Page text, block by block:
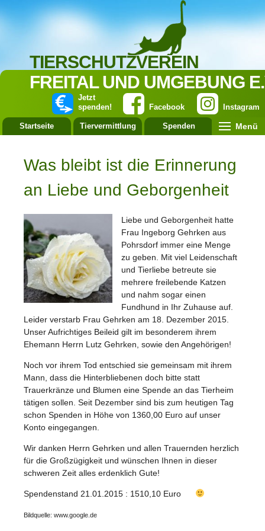
TIERSCHUTZVEREIN
FREITAL UND UMGEBUNG
Instagram
Facebook
Jetzt
spenden!
Startseite Tiervermittlung Spenden Menü
Was bleibt ist die Erinnerung
an Liebe und Geborgenheit
Liebe und Geborgenheit hatte
Frau Ingeborg Gehrken aus
Pohrsdorf immer eine Menge
zu geben. Mit viel Leidenschaft
und Tierliebe betreute sie
mehrere freilebende Katzen
und nahm sogar einen
Fundhund in Ihr Zuhause auf.
Leider verstarb Frau Gehrken am 18. Dezember 2015.
Unser Aufrichtiges Beileid gilt im besonderem ihrem
Ehemann Herrn Lutz Gehrken, sowie den Angehörigen!
Noch vor ihrem Tod entschied sie gemeinsam mit ihrem
Mann, dass die Hinterbliebenen doch bitte statt
Trauerkränze und Blumen eine Spende an das Tierheim
tätigen sollen. Seit Dezember sind bis zum heutigen Tag
schon Spenden in Höhe von 1360,00 Euro auf unser
Konto eingegangen.
Wir danken Herrn Gehrken und allen Trauernden herzlich
für die Großzügigkeit und wünschen Ihnen in dieser
schweren Zeit alles erdenklich Gute!
Spendenstand 21.01.2015 : 1510,10 Euro
Bildquelle: www.google.de